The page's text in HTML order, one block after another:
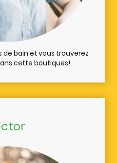
de bain et vous trouverez
cette boutiques!